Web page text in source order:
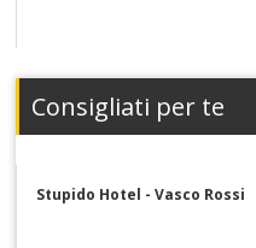
Consigliati per te
Stupido Hotel - Vasco Rossi